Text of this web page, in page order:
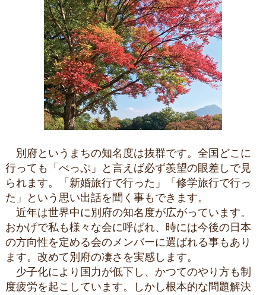
別府というまちの知名度は抜群です。全国どこに
行っても「べっぷ」と言えば必ず羨望の眼差しで見
られます。「新婚旅行で行った」「修学旅行で行っ
た」という思い出話を聞く事もできます。
近年は世界中に別府の知名度が広がっています。
おかげで私も様々な会に呼ばれ、時には今後の日本
の方向性を定める会のメンバーに選ばれる事もあり
ます。改めて別府の凄さを実感します。
少子化により国力が低下し、かつてのやり方も制
度疲労を起こしています。しかし根本的な問題解決